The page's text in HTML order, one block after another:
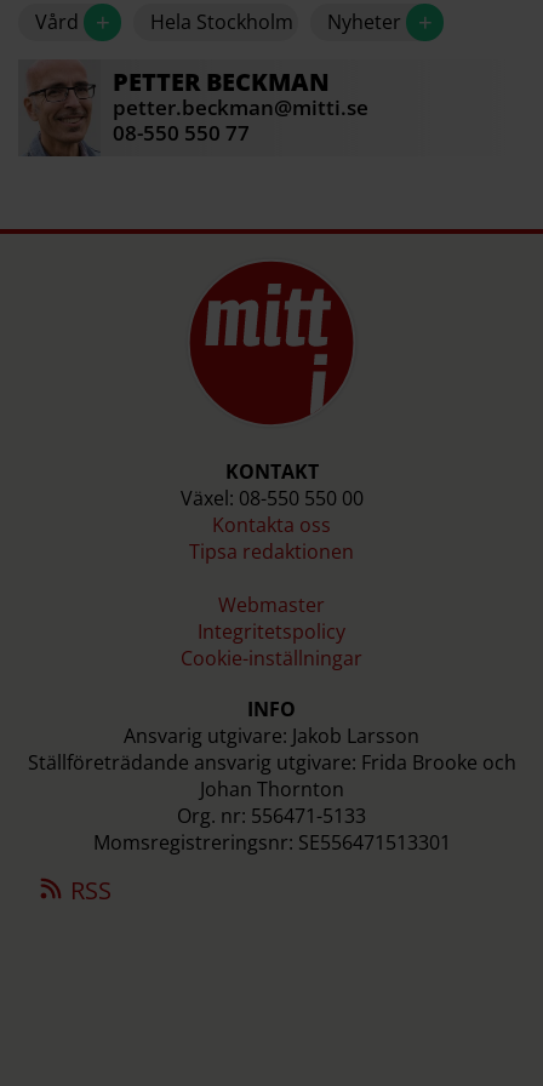
genomsnitt finns drygt 20 procent fler
riksgenomsnittet.
Region Stockholm
Vård + Hela Stockholm Nyheter +
PETTERBECKMAN
petter.beckman@mitti.se
08-550 550 77
KONTAKT
Växel: 08-550 550 00
Kontakta oss
Tipsa redaktionen
Webmaster
Integritetspolicy
Cookie-inställningar
INFO
Ansvarig utgivare: Jakob Larsson
Ställföreträdande ansvarig utgivare: Frida Brooke och
Johan Thornton
Org. nr: 556471-5133
Momsregistreringsnr: SE556471513301
RSS